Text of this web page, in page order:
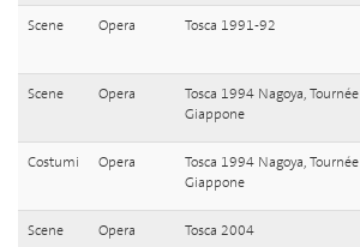
Scene Opera Tosca 1991-92
Scene Opera
Tosca 1994 Nagoya, Tournée
Giappone
Costumi Opera
Tosca 1994 Nagoya, Tournée
Giappone
Scene Opera Tosca 2004